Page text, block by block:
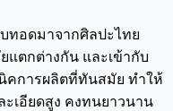
อดมาจากศิลปะไทย
แตกต่างกัน และเข้ากับ
คการผลิตที่ทันสมัย ทำให้
เอียดสูง คงทนยาวนาน